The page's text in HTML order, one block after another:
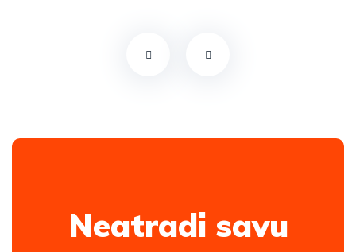
Neatradi savu